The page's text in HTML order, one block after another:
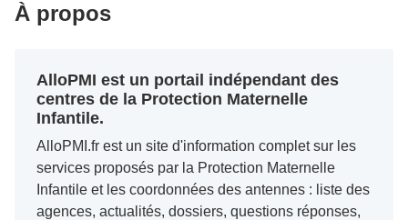
À propos
AlloPMI est un portail indépendant des
centres de la Protection Maternelle
Infantile.
AlloPMI.fr est un site d'information complet sur les
services proposés par la Protection Maternelle
Infantile et les coordonnées des antennes : liste des
agences, actualités, dossiers, questions réponses,